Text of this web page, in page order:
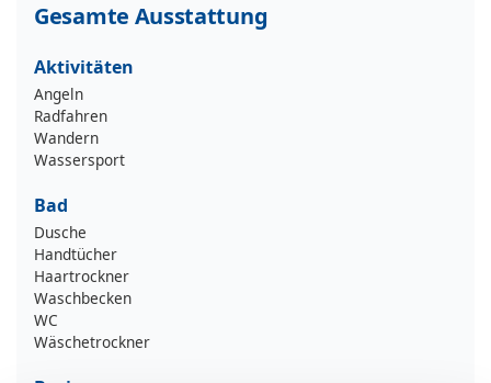
Gesamte Ausstattung
Aktivitäten
Angeln
Radfahren
Wandern
Wassersport
Bad
Dusche
Handtücher
Haartrockner
Waschbecken
WC
Wäschetrockner